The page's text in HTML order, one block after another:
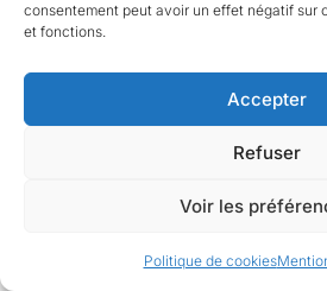
consentement peut avoir un effet négatif sur
et fonctions.
Accepter
Refuser
Voir les
Politique de cookies
Le
d’une